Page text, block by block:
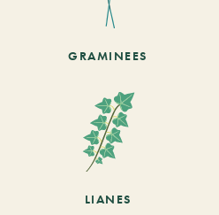
GRAMINEES
LIANES